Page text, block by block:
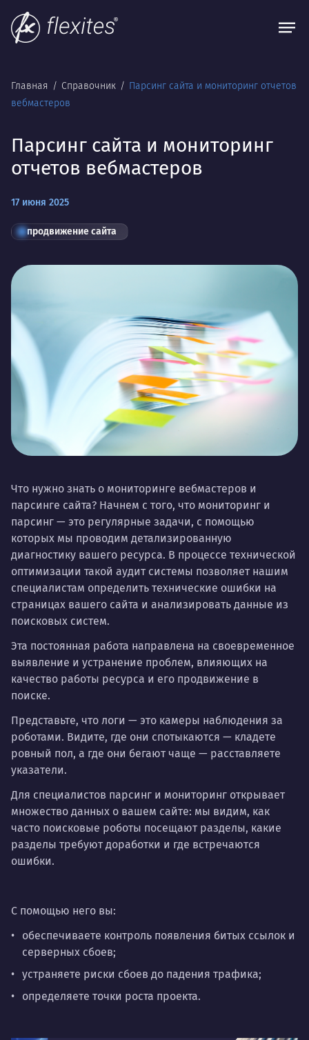
Главная Справочник
Парсинг сайта и мониторинг отчетов
вебмастеров
Парсинг сайта и мониторинг
отчетов вебмастеров
17 июня 2025
продвижение сайта
Что нужно знать о мониторинге вебмастеров и
парсинге сайта? Начнем с того, что мониторинг и
парсинг — это регулярные задачи, с помощью
которых мы проводим детализированную
диагностику вашего ресурса. В процессе технической
оптимизации такой аудит системы позволяет нашим
специалистам определить технические ошибки на
страницах вашего сайта и анализировать данные из
поисковых систем.
Эта постоянная работа направлена на своевременное
выявление и устранение проблем, влияющих на
качество работы ресурса и его продвижение в
поиске.
Представьте, что логи — это камеры наблюдения за
роботами. Видите, где они спотыкаются — кладете
ровный пол, а где они бегают чаще — расставляете
указатели.
Для специалистов парсинг и мониторинг открывает
множество данных о вашем сайте: мы видим, как
часто поисковые роботы посещают разделы, какие
разделы требуют доработки и где встречаются
ошибки.
С помощью него вы:
обеспечиваете контроль появления битых ссылок и
серверных сбоев;
устраняете риски сбоев до падения трафика;
определяете точки роста проекта.